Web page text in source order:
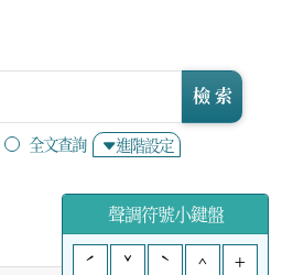
全文查詢 進階設定
檢 索
聲調符號小鍵盤
ˊ
ˇ ˋ ^ +